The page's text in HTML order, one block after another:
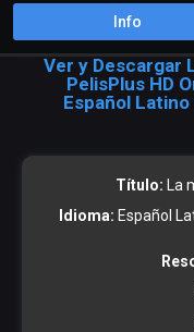
Info
Ver y Descargar
PelisPlus HD
Español Latino
Título: La
Idioma: Español